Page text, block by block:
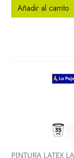
Añadir al carrito
PINTURA LATEX